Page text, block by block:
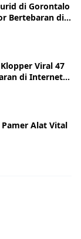
di Gorontalo
Bertebaran di
Viral 47
di Internet,
Alat Vital